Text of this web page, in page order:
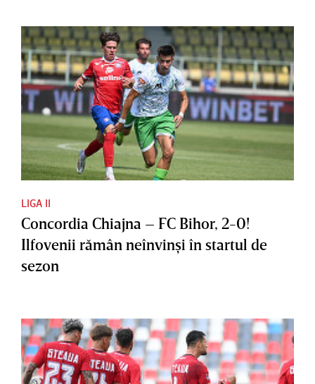
LIGA II
Concordia Chiajna – FC Bihor, 2-0!
Ilfovenii rămân neînvinşi în startul de
sezon